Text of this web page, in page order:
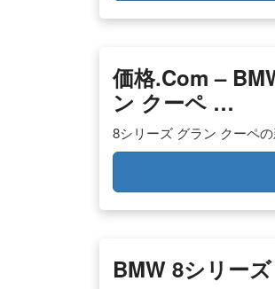
価格.com –
ン クーペ …
8シリーズ グラン クーペ
BMW 8シリー